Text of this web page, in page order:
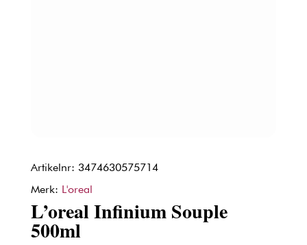
Artikelnr: 3474630575714
Merk: L'oreal
L’oreal Infinium Souple
500ml